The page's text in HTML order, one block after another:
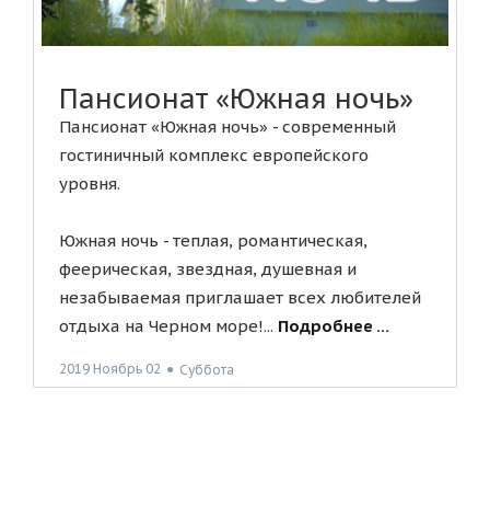
Пансионат «Южная ночь»
Пансионат «Южная ночь» - современный
гостиничный комплекс европейского
уровня.
Южная ночь - теплая, романтическая,
феерическая, звездная, душевная и
незабываемая приглашает всех любителей
отдыха на Черном море!... Подробнее ...
2019 Ноябрь 02 ● Суббота